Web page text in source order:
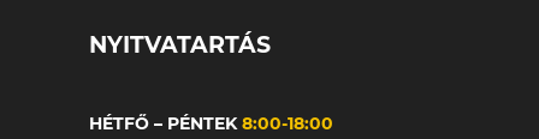
NYITVATARTÁS
HÉTFŐ – PÉNTEK 8:00-18:00